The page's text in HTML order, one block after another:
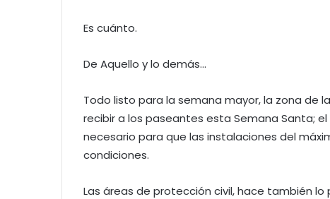
Es cuánto.
De Aquello y lo demás…
Todo listo para la semana mayor, la zona de
recibir a los paseantes esta Semana Santa;
necesario para que las instalaciones del
condiciones.
Las áreas de protección civil, hace también